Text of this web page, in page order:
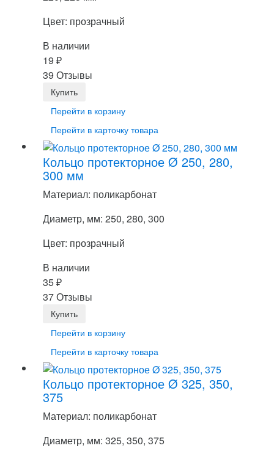
Цвет: прозрачный
В наличии
19 ₽
39 Отзывы
Перейти в корзину
Перейти в карточку товара
Кольцо протекторное Ø 250, 280,
300 мм
Материал: поликарбонат
Диаметр, мм: 250, 280, 300
Цвет: прозрачный
В наличии
35₽
37 Отзывы
Перейти в корзину
Перейти в карточку товара
Кольцо протекторное Ø 325, 350,
375
Материал: поликарбонат
Диаметр, мм: 325, 350, 375